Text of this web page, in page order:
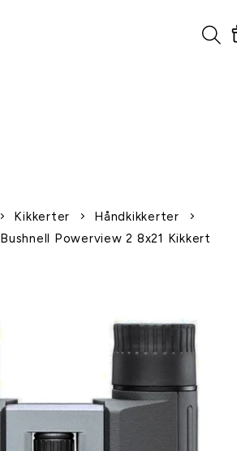
Kikkerter
Håndkikkerter
Bushnell Powerview 2 8x21 Kikkert